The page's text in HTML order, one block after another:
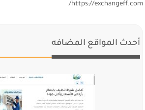
https://exchangeff.com/
أحدث المواقع المضافه